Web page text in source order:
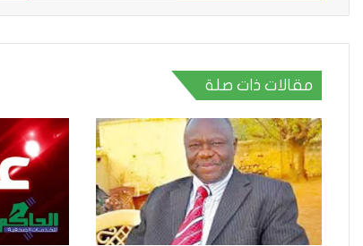
مقالات ذات صلة